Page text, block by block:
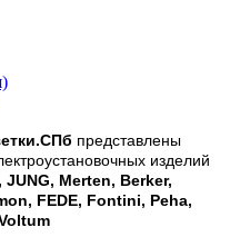
представлены
изделий
Merten, Berker,
FEDE, Fontini, Peha,